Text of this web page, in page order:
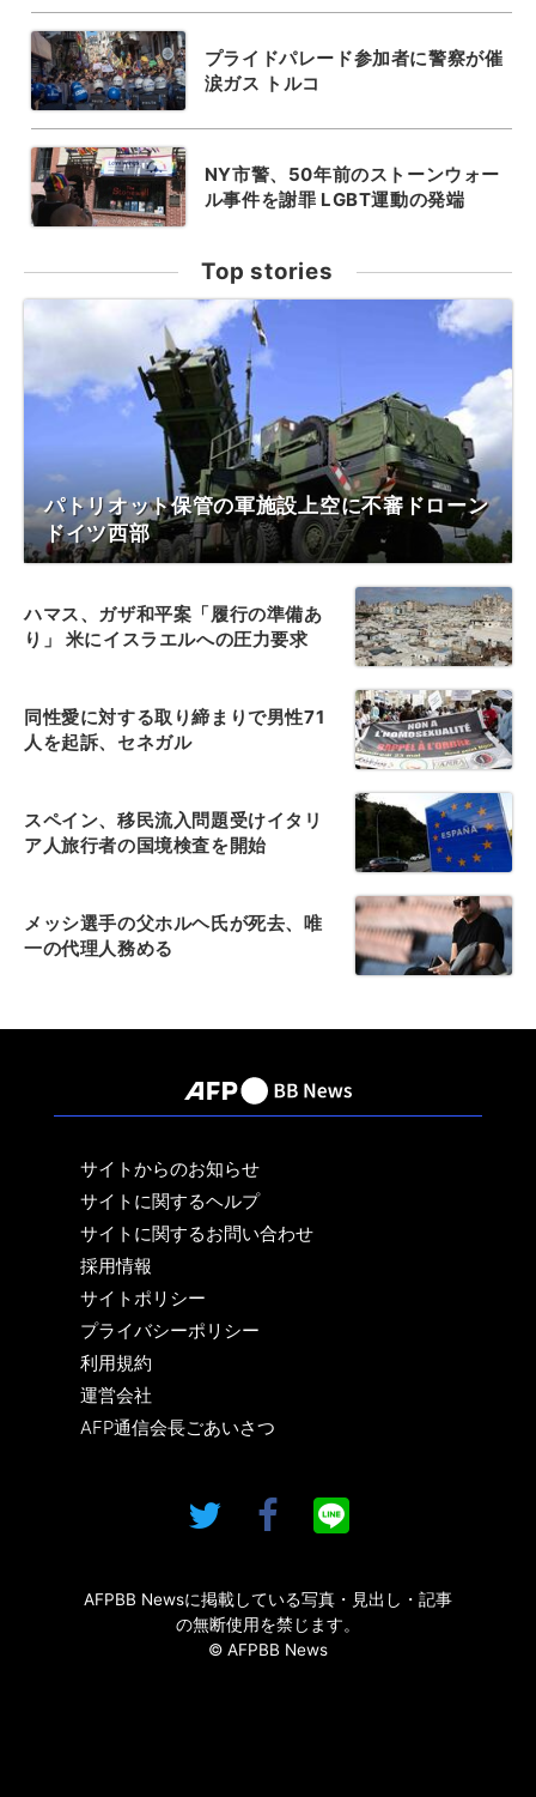
プライドパレード参加者に警察が催
涙ガス トルコ
NY市警、50年前のストーンウォー
ル事件を謝罪 LGBT運動の発端
Top stories
パトリオット保管の軍施設上空に不審ドローン
ドイツ西部
ハマス、ガザ和平案「履行の準備あ
り」 米にイスラエルへの圧力要求
同性愛に対する取り締まりで男性71
人を起訴、セネガル
スペイン、移民流入問題受けイタリ
ア人旅行者の国境検査を開始
メッシ選手の父ホルヘ氏が死去、唯
一の代理人務める
サイトからのお知らせ
サイトに関するヘルプ
サイトに関するお問い合わせ
採用情報
サイトポリシー
プライバシーポリシー
利用規約
運営会社
AFP通信会長ごあいさつ
AFPBB Newsに掲載している写真・見出し・記事
の無断使用を禁じます。
© AFPBB News